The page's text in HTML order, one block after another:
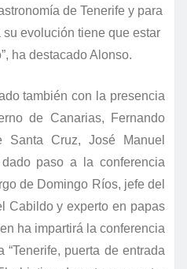
de Tenerife y para
evolución tiene que estar
ha destacado Alonso.
también con la presencia
de Canarias, Fernando
Cruz, José Manuel
paso a la conferencia
de Domingo Ríos, jefe del
Cabildo y experto en papas
ha impartirá la conferencia
puerta de entrada